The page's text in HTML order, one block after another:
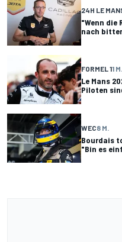
24H LE
"Wenn die
nach
FORMEL 11 M.
Le Mans
Piloten
WEC8 M.
Bourdais
"Bin es